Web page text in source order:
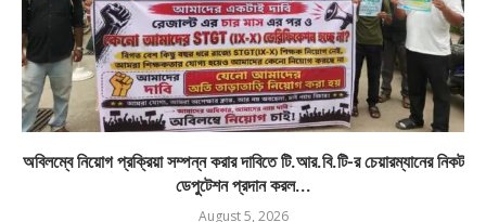
অবিলম্বে নিয়োগ প্রক্রিয়া সম্পন্ন করার দাবিতে টি.আর.বি.টি-র চেয়ারম্যানের নিকট
ডেপুটেশন প্রদান করল...
August 5, 2026